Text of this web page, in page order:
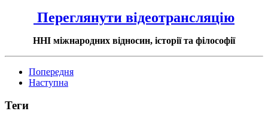
Переглянути відеотрансляцію
ННІ міжнародних відносин, історії та філософії
Попередня
Наступна
Теги